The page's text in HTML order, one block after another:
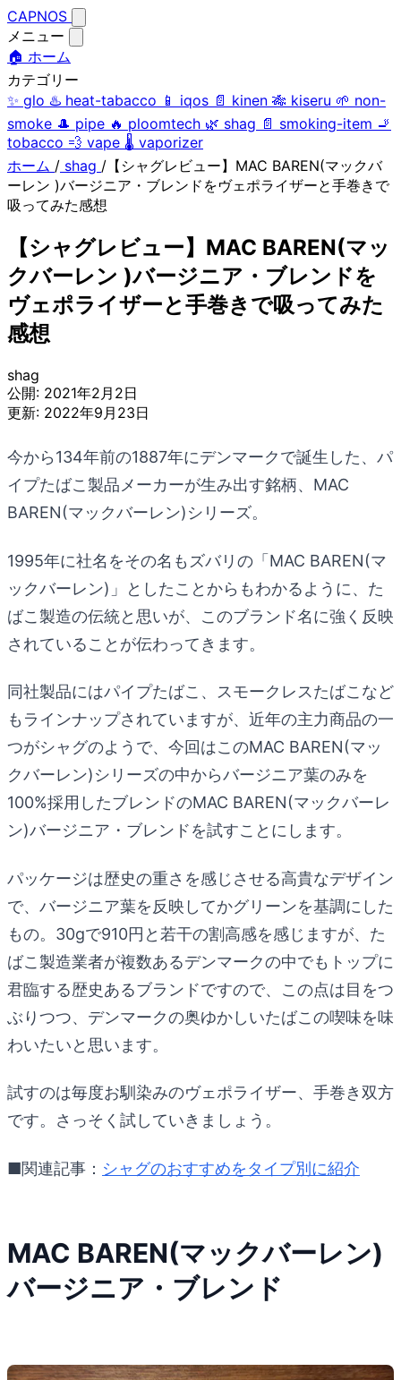
CAPNOS
メニュー
🏠 ホーム
カテゴリー
✨ glo ♨️ heat-tabacco 📱 iqos 📄 kinen 🎋 kiseru 🌱 non-
smoke 🎩 pipe 🔥 ploomtech 🌿 shag 📄 smoking-item 🚬
tobacco 💨 vape 🌡️ vaporizer
ホーム / shag / 【シャグレビュー】MAC BAREN(マックバ
ーレン )バージニア・ブレンドをヴェポライザーと手巻きで
吸ってみた感想
【シャグレビュー】MAC BAREN(マッ
クバーレン )バージニア・ブレンドを
ヴェポライザーと手巻きで吸ってみた
感想
shag
公開: 2021年2月2日
更新: 2022年9月23日
今から134年前の1887年にデンマークで誕生した、パ
イプたばこ製品メーカーが生み出す銘柄、MAC
BAREN(マックバーレン)シリーズ。
1995年に社名をその名もズバリの「MAC BAREN(マ
ックバーレン)」としたことからもわかるように、た
ばこ製造の伝統と思いが、このブランド名に強く反映
されていることが伝わってきます。
同社製品にはパイプたばこ、スモークレスたばこなど
もラインナップされていますが、近年の主力商品の一
つがシャグのようで、今回はこのMAC BAREN(マッ
クバーレン)シリーズの中からバージニア葉のみを
100%採用したブレンドのMAC BAREN(マックバーレ
ン)バージニア・ブレンドを試すことにします。
パッケージは歴史の重さを感じさせる高貴なデザイン
で、バージニア葉を反映してかグリーンを基調にした
もの。30gで910円と若干の割高感を感じますが、た
ばこ製造業者が複数あるデンマークの中でもトップに
君臨する歴史あるブランドですので、この点は目をつ
ぶりつつ、デンマークの奥ゆかしいたばこの喫味を味
わいたいと思います。
試すのは毎度お馴染みのヴェポライザー、手巻き双方
です。さっそく試していきましょう。
■関連記事： シャグのおすすめをタイプ別に紹介
MAC BAREN(マックバーレン)
バージニア・ブレンド